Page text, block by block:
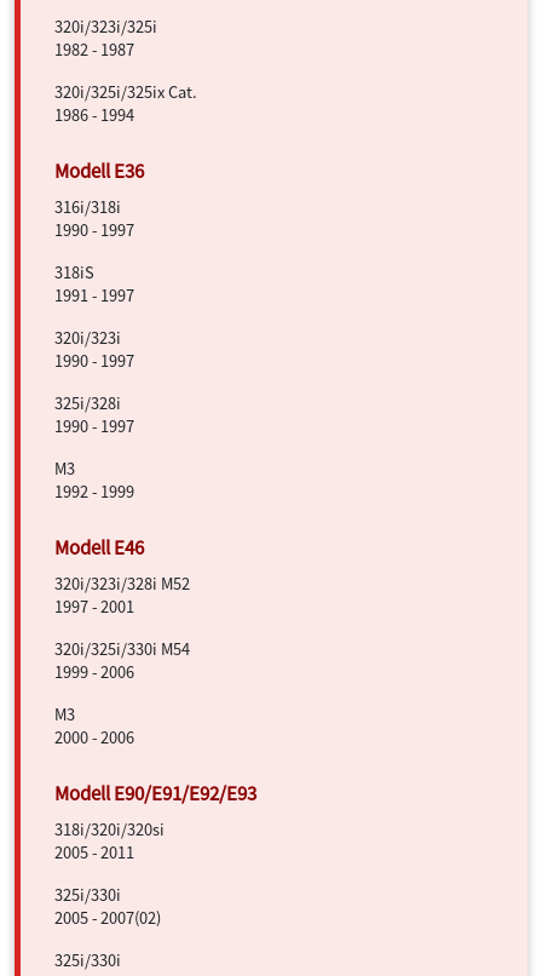
320i/323i/325i
1982 - 1987
320i/325i/325ix Cat.
1986 - 1994
316i/318i
1990 - 1997
318iS
1991 - 1997
320i/323i
1990 - 1997
325i/328i
1990 - 1997
M3
1992 - 1999
320i/323i/328i M52
1997 - 2001
320i/325i/330i M54
1999 - 2006
M3
2000 - 2006
318i/320i/320si
2005 - 2011
325i/330i
2005 - 2007(02)
325i/330i